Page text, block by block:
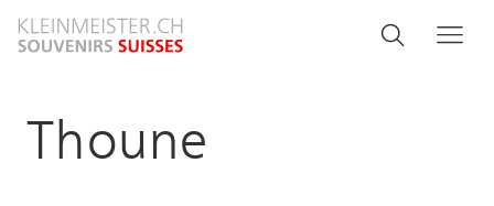
au
Search
Rechercher
Thoune